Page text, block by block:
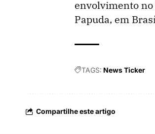
envolvimento
Papuda, em
TAGS: News Ticker
Compartilhe este artigo